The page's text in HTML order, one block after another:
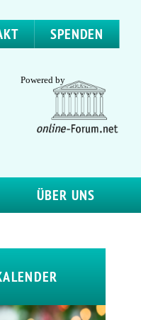
SPENDEN
ÜBER UNS